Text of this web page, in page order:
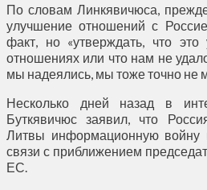
По словам Линкявичюса,
улучшение отношений с
факт, но «утверждать, что
отношениях или что нам не
мы надеялись, мы тоже точно не
Несколько дней назад в
Буткявичюс заявил, что
Литвы информационную войну
связи с приближением
ЕС.